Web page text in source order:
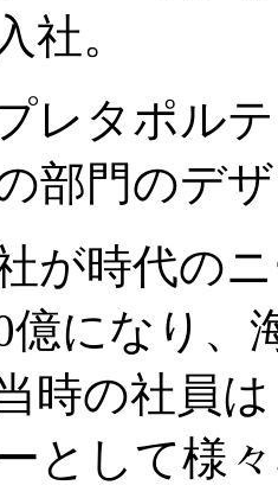
社。
レタポル
部門のデ
が時代の
億になり
時の社員
として様